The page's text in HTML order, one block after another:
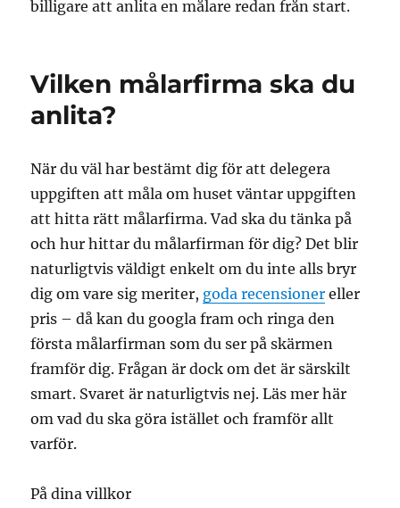
billigare att anlita en målare redan från start.
Vilken målarfirma ska du
anlita?
När du väl har bestämt dig för att delegera
uppgiften att måla om huset väntar uppgiften
att hitta rätt målarfirma. Vad ska du tänka på
och hur hittar du målarfirman för dig? Det blir
naturligtvis väldigt enkelt om du inte alls bryr
dig om vare sig meriter, goda recensioner eller
pris – då kan du googla fram och ringa den
första målarfirman som du ser på skärmen
framför dig. Frågan är dock om det är särskilt
smart. Svaret är naturligtvis nej. Läs mer här
om vad du ska göra istället och framför allt
varför.
På dina villkor